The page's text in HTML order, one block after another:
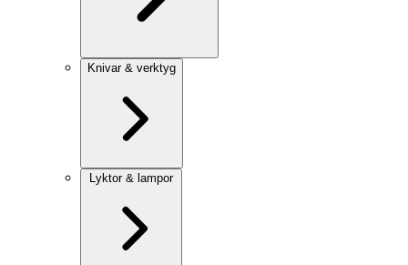
Knivar & verktyg
Lyktor & lampor